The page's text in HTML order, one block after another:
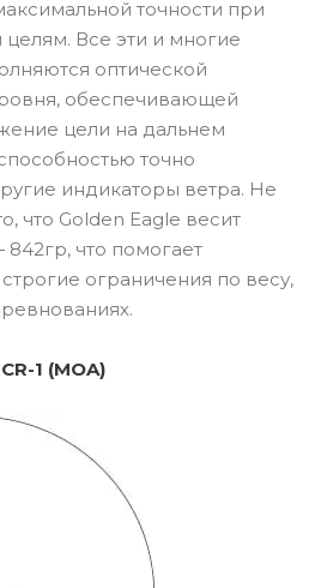
точности при
Все эти и многие
оптической
обеспечивающей
цели на дальнем
точно
индикаторы ветра. Не
что Golden Eagle весит
что помогает
ограничения по весу,
1 (MOA)